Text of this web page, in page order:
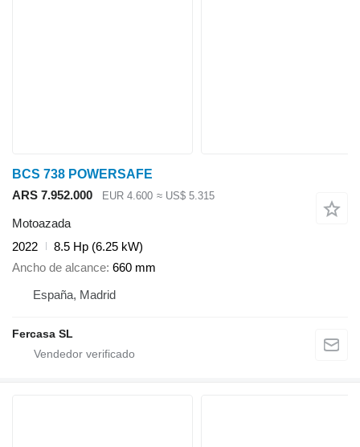
BCS 738 POWERSAFE
ARS 7.952.000
EUR 4.600 ≈ US$ 5.315
Motoazada
2022
8.5 Hp (6.25 kW)
Ancho de alcance 660 mm
España, Madrid
Fercasa SL